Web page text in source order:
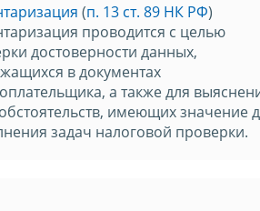
(п. 13 ст. 89 НК РФ)
проводится с целью
достоверности данных,
в документах
а также для
имеющих значение
задач налоговой проверки.